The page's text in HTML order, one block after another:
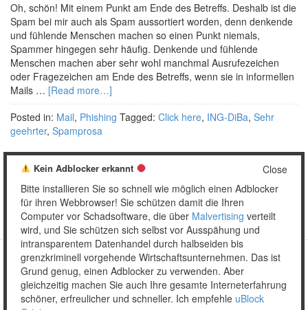
Oh, schön! Mit einem Punkt am Ende des Betreffs. Deshalb ist die
Spam bei mir auch als Spam aussortiert worden, denn denkende
und fühlende Menschen machen so einen Punkt niemals,
Spammer hingegen sehr häufig. Denkende und fühlende
Menschen machen aber sehr wohl manchmal Ausrufezeichen
oder Fragezeichen am Ende des Betreffs, wenn sie in informellen
Mails … [Read more…]
Posted in: Mail, Phishing Tagged: Click here, ING-DiBa, Sehr
geehrter, Spamprosa
1 2 … 17 Weiter »
Copyright © 2026 Unser täglich Spam.
MobileWordPress Theme by themehall.com
Close
Kein Adblocker erkannt
Bitte installieren Sie so schnell wie möglich einen Adblocker
für ihren Webbrowser! Sie schützen damit die Ihren
Computer vor Schadsoftware, die über Malvertising verteilt
wird, und Sie schützen sich selbst vor Ausspähung und
intransparentem Datenhandel durch halbseiden bis
grenzkriminell vorgehende Wirtschaftsunternehmen. Das ist
Grund genug, einen Adblocker zu verwenden. Aber
gleichzeitig machen Sie auch Ihre gesamte Interneterfahrung
schöner, erfreulicher und schneller. Ich empfehle uBlock